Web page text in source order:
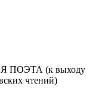
(к выходу
чтений)